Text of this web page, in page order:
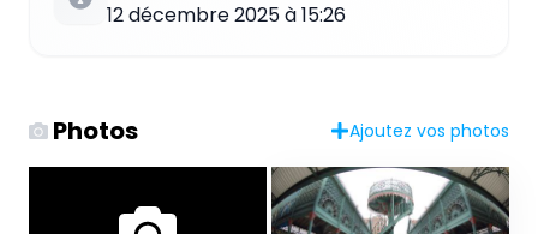
12 décembre 2025 à 15:26
Photos Ajoutez vos photos